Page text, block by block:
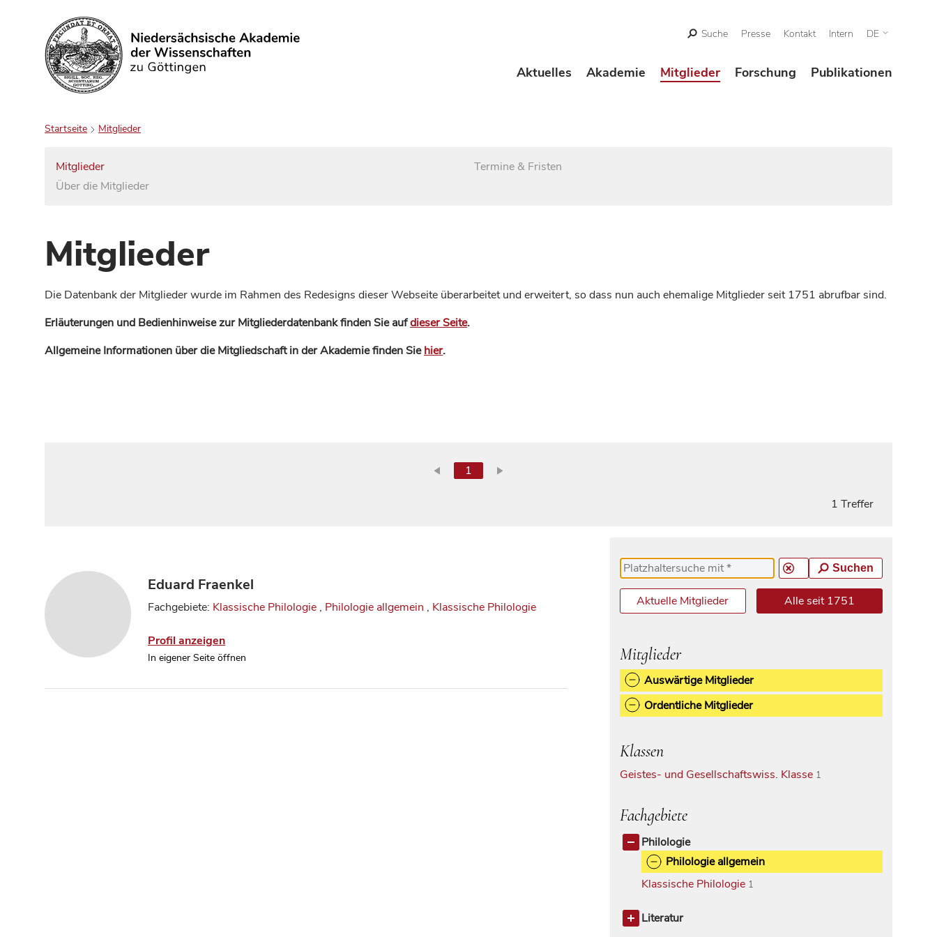
Suchen
Suche Presse Kontakt Intern DE
Aktuelles Akademie Mitglieder Forschung Publikationen
Startseite Mitglieder
Mitglieder
Über die Mitglieder
Termine & Fristen
Mitglieder
Die Datenbank der Mitglieder wurde im Rahmen des Redesigns dieser Webseite überarbeitet und erweitert, so dass nun auch ehemalige Mitglieder seit 1751 abrufbar sind.
Erläuterungen und Bedienhinweise zur Mitgliederdatenbank finden Sie aufdieser Seite.
Allgemeine Informationen über die Mitgliedschaft in der Akademie finden Siehier.
1
1 Treffer
Eduard Fraenkel
Fachgebiete: Klassische Philologie , Philologie allgemein , Klassische Philologie
Profil anzeigen
In eigener Seite öffnen
Suchen
Aktuelle Mitglieder Alle seit 1751
Mitglieder
Auswärtige Mitglieder
Ordentliche Mitglieder
Klassen
Geistes- und Gesellschaftswiss. Klasse 1
Fachgebiete
Philologie
Philologie allgemein
Klassische Philologie 1
Literatur